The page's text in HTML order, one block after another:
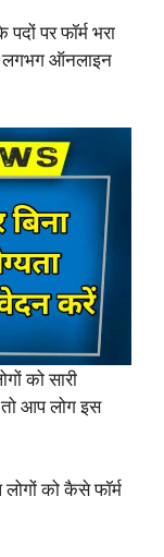
पर फॉर्म भरा
लगभग ऑनलाइन
को सारी
आप लोग इस
को कैसे फॉर्म